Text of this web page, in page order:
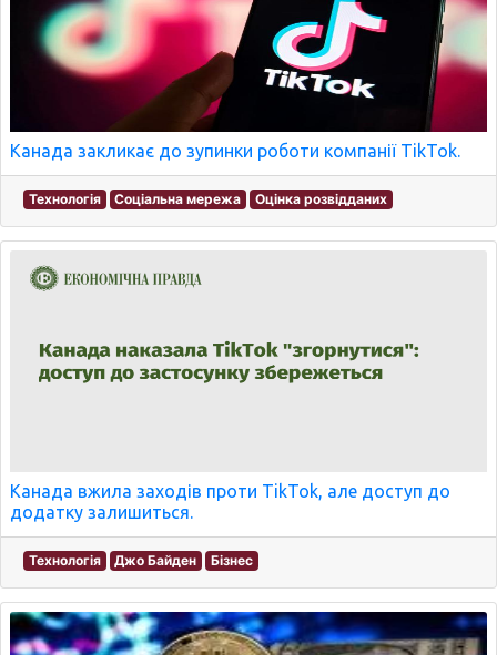
Канада закликає до зупинки роботи компанії TikTok.
Технологія Соціальна мережа Оцінка розвідданих
Канада вжила заходів проти TikTok, але доступ до
додатку залишиться.
Технологія Джо Байден Бізнес